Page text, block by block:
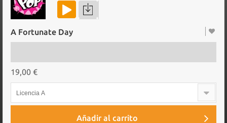
A Fortunate Day
19,00 €
Licencia A
Añadir al carrito